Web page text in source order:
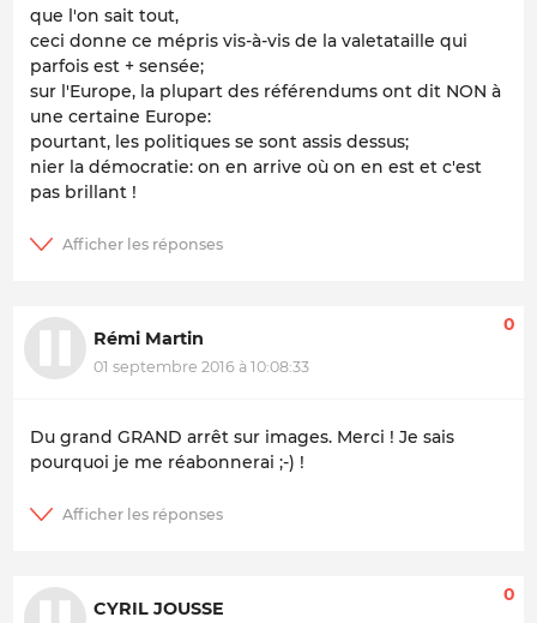
que l'on sait tout,
ceci donne ce mépris vis-à-vis de la valetataille qui
parfois est + sensée;
sur l'Europe, la plupart des référendums ont dit NON à
une certaine Europe:
pourtant, les politiques se sont assis dessus;
nier la démocratie: on en arrive où on en est et c'est
pas brillant !
Rémi Martin
01 septembre 2016 à 10:08:33
0
Du grand GRAND arrêt sur images. Merci ! Je sais
pourquoi je me réabonnerai ;-) !
CYRIL JOUSSE
0